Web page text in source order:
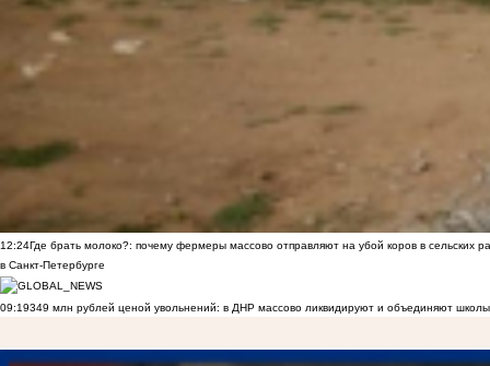
12:24Где брать молоко?: почему фермеры массово отправляют на убой коров в сельских
в Санкт-Петербурге
09:19349 млн рублей ценой увольнений: в ДНР массово ликвидируют и объединяют